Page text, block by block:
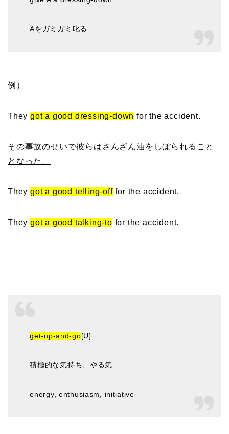
Aをガミガミ叱る
例）
They got a good dressing-down for the accident.
その事故のせいで彼らはさんざん油をしぼられること
となった。
They got a good telling-offfor the accident.
They got a good talking-to for the accident.
get-up-and-go[U]
積極的な気持ち、やる気
energy, enthusiasm, initiative